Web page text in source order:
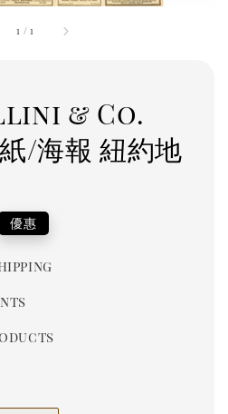
1 /1
& Co.
/海報 紐約地
優惠